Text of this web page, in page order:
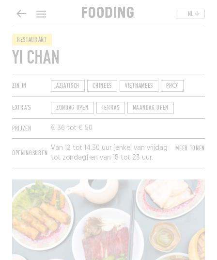
NL
RESTAURANT
YI CHAN
ZIN IN AZIATISCH CHINEES VIETNAMEES PHỞ
EXTRA'S ZONDAG OPEN TERRAS MAANDAG OPEN
PRIJZEN € 36 tot € 50
OPENINGSUREN
Van 12 tot 14.30 uur (enkel van vrijdag
tot zondag) en van 18 tot 23 uur.
Gesloten op dinsdag.
MEER TONEN